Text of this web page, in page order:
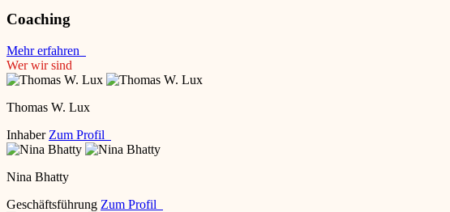
Coaching
Mehr erfahren
Wer wir sind
Thomas W. Lux
Inhaber Zum Profil
Nina Bhatty
Geschäftsführung Zum Profil